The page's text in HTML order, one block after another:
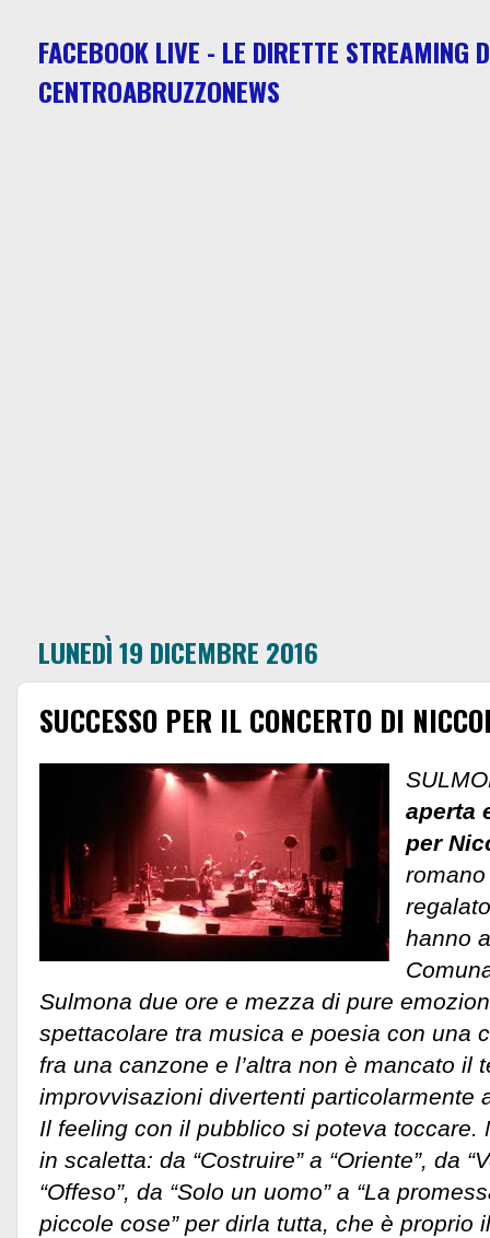
FACEBOOK LIVE - LE DIRETTE STREAMING
CENTROABRUZZONEWS
LUNEDÌ 19 DICEMBRE 2016
SUCCESSO PER IL CONCERTO DI
aperta
per
hanno
Sulmona due ore e mezza di pure
spettacolare tra musica e poesia con una
fra una canzone e l’altra non è mancato il
improvvisazioni divertenti particolarmente
Il feeling con il pubblico si poteva toccare.
in scaletta: da “Costruire” a “Oriente”, da
“Offeso”, da “Solo un uomo” a “La
piccole cose” per dirla tutta, che è proprio